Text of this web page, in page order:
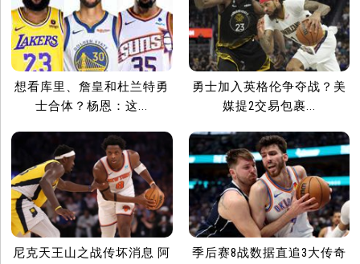
想看库里、詹皇和杜兰特勇
士合体？杨恩：这...
勇士加入英格伦争夺战？美
媒提2交易包裹...
尼克天王山之战传坏消息 阿
季后赛8战数据直追3大传奇